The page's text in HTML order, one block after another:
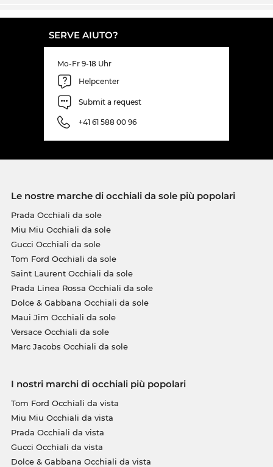
SERVE AIUTO?
Mo-Fr 9-18 Uhr
Helpcenter
Submit a request
+41 61 588 00 96
Le nostre marche di occhiali da sole più popolari
Prada Occhiali da sole
Miu Miu Occhiali da sole
Gucci Occhiali da sole
Tom Ford Occhiali da sole
Saint Laurent Occhiali da sole
Prada Linea Rossa Occhiali da sole
Dolce & Gabbana Occhiali da sole
Maui Jim Occhiali da sole
Versace Occhiali da sole
Marc Jacobs Occhiali da sole
I nostri marchi di occhiali più popolari
Tom Ford Occhiali da vista
Miu Miu Occhiali da vista
Prada Occhiali da vista
Gucci Occhiali da vista
Dolce & Gabbana Occhiali da vista